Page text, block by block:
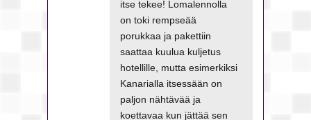
itse tekee! Lomalennolla
on toki rempseää
porukkaa ja pakettiin
saattaa kuulua kuljetus
hotellille, mutta esimerkiksi
Kanarialla itsessään on
paljon nähtävää ja
koettavaa kun jättää sen